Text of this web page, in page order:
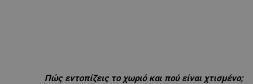
Πώς εντοπίζεις το χωριό και πού είναι χτισμένο;